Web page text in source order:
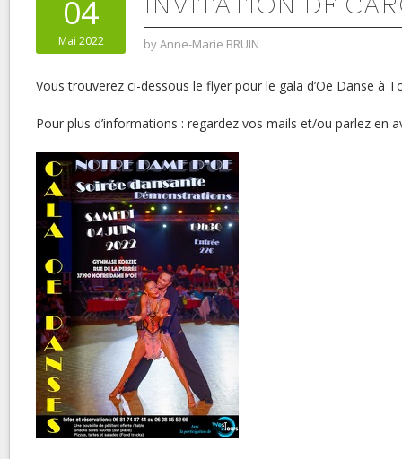
04
Mai 2022 byAnne-Marie BRUIN
Vous trouverez ci-dessous le flyer pour le gala d’Oe Danse à
Pour plus d’informations : regardez vos mails et/ou parlez en